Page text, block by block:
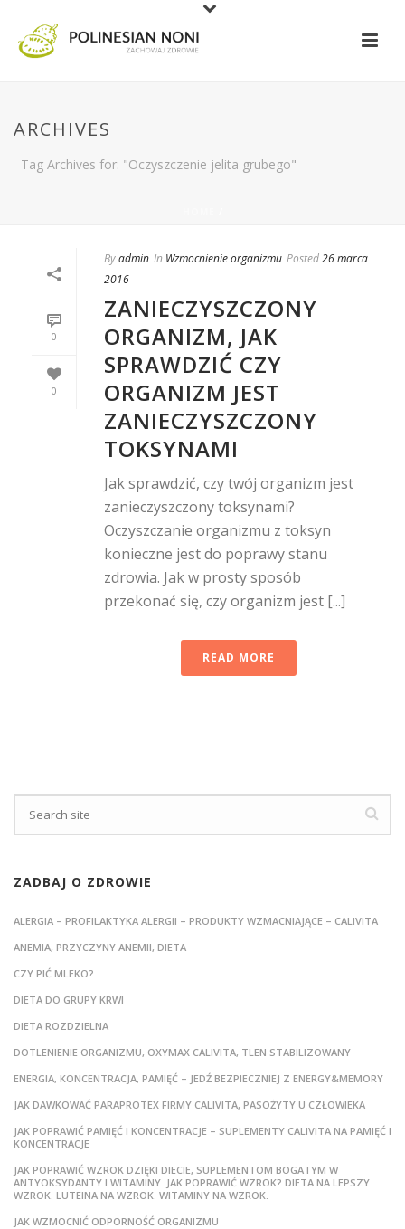
ARCHIVES
Tag Archives for: "Oczyszczenie jelita grubego"
0
0
Byadmin In Wzmocnienie organizmu Posted26 marca
2016
ZANIECZYSZCZONY
ORGANIZM, JAK
SPRAWDZIĆ CZY
ORGANIZM JEST
ZANIECZYSZCZONY
TOKSYNAMI
Jak sprawdzić, czy twój organizm jest
zanieczyszczony toksynami?
Oczyszczanie organizmu z toksyn
konieczne jest do poprawy stanu
zdrowia. Jak w prosty sposób
przekonać się, czy organizm jest [...]
READ MORE
ZADBAJ O ZDROWIE
ALERGIA – PROFILAKTYKA ALERGII – PRODUKTY WZMACNIAJĄCE – CALIVITA
ANEMIA, PRZYCZYNY ANEMII, DIETA
CZY PIĆ MLEKO?
DIETA DO GRUPY KRWI
DIETA ROZDZIELNA
DOTLENIENIE ORGANIZMU, OXYMAX CALIVITA, TLEN STABILIZOWANY
ENERGIA, KONCENTRACJA, PAMIĘĆ – JEDŹ BEZPIECZNIEJ Z ENERGY&MEMORY
JAK DAWKOWAĆ PARAPROTEX FIRMY CALIVITA, PASOŻYTY U CZŁOWIEKA
JAK POPRAWIĆ PAMIĘĆ I KONCENTRACJE – SUPLEMENTY CALIVITA NA PAMIĘĆ I
KONCENTRACJE
JAK POPRAWIĆ WZROK DZIĘKI DIECIE, SUPLEMENTOM BOGATYM W
ANTYOKSYDANTY I WITAMINY. JAK POPRAWIĆ WZROK? DIETA NA LEPSZY
WZROK. LUTEINA NA WZROK. WITAMINY NA WZROK.
JAK WZMOCNIĆ ODPORNOŚĆ ORGANIZMU